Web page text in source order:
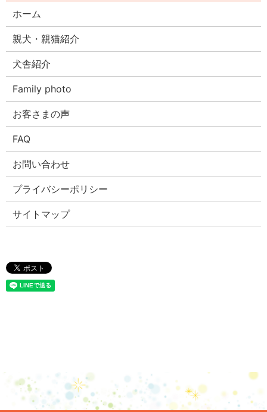
ホーム
親犬・親猫紹介
犬舎紹介
Family photo
お客さまの声
FAQ
お問い合わせ
プライバシーポリシー
サイトマップ